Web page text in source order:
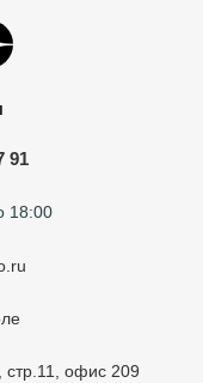
91
18:00
офис 209